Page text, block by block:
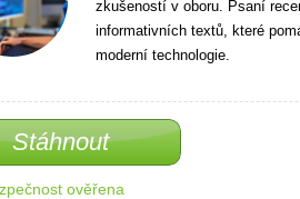
zkušeností v oboru. Psaní
informativních textů, které
moderní technologie.
Stáhnout
ověřena